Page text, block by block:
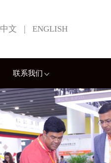
中文 | ENGLISH
联系我们